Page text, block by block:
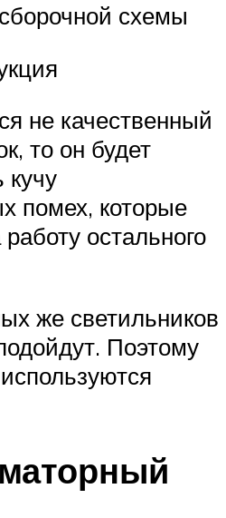
схемы
не качественный
то он будет
кучу
помех, которые
остального
же светильников
Поэтому